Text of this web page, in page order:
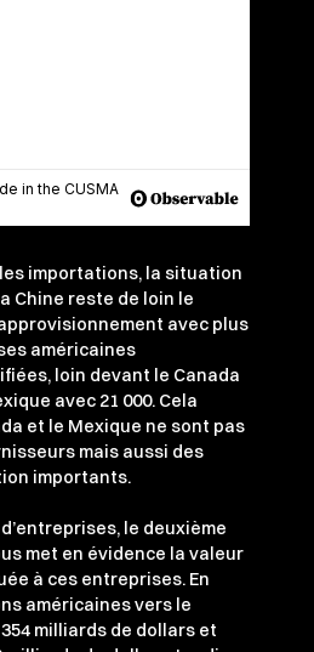
importations, la situation
Chine reste de loin le
avec plus
américaines
loin devant le Canada
avec 21 000. Cela
et le Mexique ne sont pas
mais aussi des
importants.
le deuxième
met en évidence la valeur
à ces entreprises. En
américaines vers le
milliards de dollars et